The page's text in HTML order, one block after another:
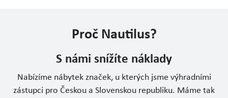
Proč Nautilus?
S námi snížíte náklady
Nabízíme nábytek značek, u kterých jsme výhradními
zástupci pro Českou a Slovenskou republiku. Máme tak